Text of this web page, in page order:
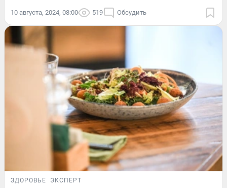
10 августа, 2024, 08:00 519 Обсудить
ЗДОРОВЬЕ ЭКСПЕРТ